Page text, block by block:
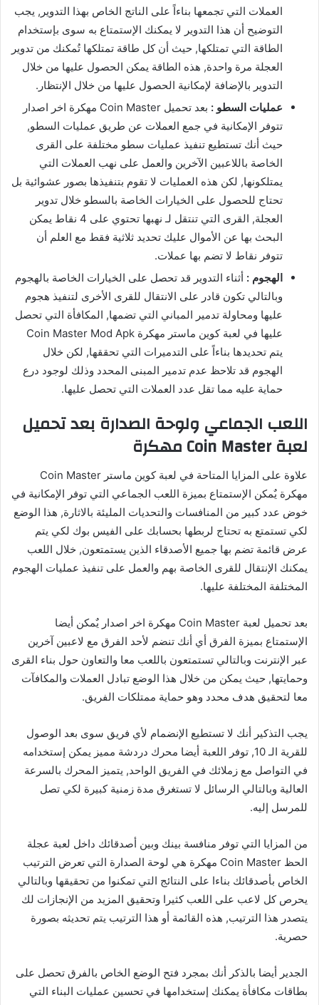
العملات التي تجمعها بناءاً على الناتج الخاص بهذا التدوير, يجب
التوضيح أن هذا التدوير لا يمكنك الإستمتاع به سوى بإستخدام
الطاقة التي تمتلكها, حيث أن كل طاقة تمتلكها تُمكنك من تدوير
العجلة مرة واحدة, هذه الطاقة يمكن الحصول عليها من خلال
التدوير بالإضافة لإمكانية الحصول عليها من خلال الإنتظار.
عمليات السطو :
بعد تحميل Coin Master مهكرة اخر اصدار
تتوفر الإمكانية في جمع العملات عن طريق عمليات السطو,
حيث أنك تستطيع تنفيذ عمليات سطو مختلفة على القرى
الخاصة باللاعبين الآخرين والعمل على نهب العملات التي
يمتلكونها, لكن هذه العمليات لا تقوم بتنفيذها بصور عشوائية بل
تحتاج للحصول على الخيارات الخاصة بالسطو خلال تدوير
العجلة, القرى التي تنتقل لـ نهبها تحتوي على 4 نقاط يمكن
البحث بها عن الأموال عليك تحديد ثلاثية فقط مع العلم أن
تتوفر نقاط لا تضم بها عملات.
الهجوم : أثناء التدوير قد تحصل على الخيارات الخاصة بالهجوم
وبالتالي تكون قادر على الانتقال للقرى الأخرى لتنفيذ هجوم
عليها ومحاولة تدمير المباني التي تضمها, المكافأة التي تحصل
عليها في لعبة كوين ماستر مهكرة Coin Master Mod Apk
يتم تحديدها بناءاً على التدميرات التي تحققها, لكن خلال
الهجوم قد تلاحظ عدم تدمير المبنى المحدد وذلك لوجود درع
حماية عليه مما تقل عدد العملات التي تحصل عليها.
اللعب الجماعي ولوحة الصدارة بعد تحميل
لعبة Coin Master مهكرة
علاوة على المزايا المتاحة في لعبة كوين ماستر Coin Master
مهكرة يٌمكن الإستمتاع بميزة اللعب الجماعي التي توفر الإمكانية في
خوض عدد كبير من المنافسات والتحديات المليئة بالاثارة, هذا الوضع
لكي تستمتع به تحتاج لربطها بحسابك على الفيس بوك لكي يتم
عرض قائمة تضم بها جميع الأصدقاء الذين يستمتعون, خلال اللعب
يمكنك الإنتقال للقرى الخاصة بهم والعمل على تنفيذ عمليات الهجوم
المختلفة المختلفة عليها.
بعد تحميل لعبة Coin Master مهكرة اخر اصدار يٌمكن أيضا
الإستمتاع بميزة الفرق أي أنك تنضم لأحد الفرق مع لاعبين آخرين
عبر الإنترنت وبالتالي تستمتعون باللعب معا والتعاون حول بناء القرى
وحمايتها, حيث يمكن من خلال هذا الوضع تبادل العملات والمكافآت
معا لتحقيق هدف محدد وهو حماية ممتلكات الفريق.
يجب التذكير أنك لا تستطيع الإنضمام لأي فريق سوى بعد الوصول
للقرية الـ 10, توفر اللعبة أيضا محرك دردشة مميز يمكن إستخدامه
في التواصل مع زملائك في الفريق الواحد, يتميز المحرك بالسرعة
العالية وبالتالي الرسائل لا تستغرق مدة زمنية كبيرة لكي تصل
للمرسل إليه.
من المزايا التي توفر منافسة بينك وبين أصدقائك داخل لعبة عجلة
الحظ Coin Master مهكرة هي لوحة الصدارة التي تعرض الترتيب
الخاص بأصدقائك بناءا على النتائج التي تمكنوا من تحقيقها وبالتالي
يحرص كل لاعب على اللعب كثيرا وتحقيق المزيد من الإنجازات لك
يتصدر هذا الترتيب, هذه القائمة أو هذا الترتيب يتم تحديثه بصورة
حصرية.
الجدير أيضا بالذكر أنك بمجرد فتح الوضع الخاص بالفرق تحصل على
بطاقات مكافأة يمكنك إستخدامها في تحسين عمليات البناء التي